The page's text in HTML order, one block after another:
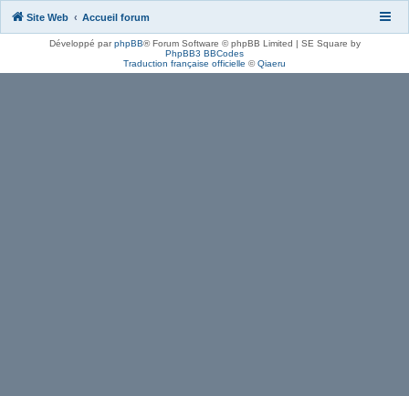
Site Web Accueil forum
Développé parphpBB® Forum Software © phpBB Limited | SE Square by
PhpBB3 BBCodes
Traduction française officielle ©Qiaeru